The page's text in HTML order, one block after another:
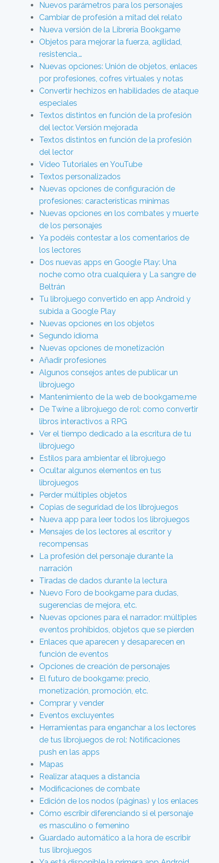
Nuevos parámetros para los personajes
Cambiar de profesión a mitad del relato
Nueva versión de la Librería Bookgame
Objetos para mejorar la fuerza, agilidad,
resistencia,…
Nuevas opciones: Unión de objetos, enlaces
por profesiones, cofres virtuales y notas
Convertir hechizos en habilidades de ataque
especiales
Textos distintos en función de la profesión
del lector. Versión mejorada
Textos distintos en función de la profesión
del lector
Vídeo Tutoriales en YouTube
Textos personalizados
Nuevas opciones de configuración de
profesiones: características mínimas
Nuevas opciones en los combates y muerte
de los personajes
Ya podéis contestar a los comentarios de
los lectores
Dos nuevas apps en Google Play: Una
noche como otra cualquiera y La sangre de
Beltrán
Tu librojuego convertido en app Android y
subida a Google Play
Nuevas opciones en los objetos
Segundo idioma
Nuevas opciones de monetización
Añadir profesiones
Algunos consejos antes de publicar un
librojuego
Mantenimiento de la web de bookgame.me
De Twine a librojuego de rol: como convertir
libros interactivos a RPG
Ver el tiempo dedicado a la escritura de tu
librojuego
Estilos para ambientar el librojuego
Ocultar algunos elementos en tus
librojuegos
Perder múltiples objetos
Copias de seguridad de los librojuegos
Nueva app para leer todos los librojuegos
Mensajes de los lectores al escritor y
recompensas
La profesión del personaje durante la
narración
Tiradas de dados durante la lectura
Nuevo Foro de bookgame para dudas,
sugerencias de mejora, etc.
Nuevas opciones para el narrador: múltiples
eventos prohibidos, objetos que se pierden
Enlaces que aparecen y desaparecen en
función de eventos
Opciones de creación de personajes
El futuro de bookgame: precio,
monetización, promoción, etc.
Comprar y vender
Eventos excluyentes
Herramientas para enganchar a los lectores
de tus librojuegos de rol: Notificaciones
push en las apps
Mapas
Realizar ataques a distancia
Modificaciones de combate
Edición de los nodos (páginas) y los enlaces
Cómo escribir diferenciando si el personaje
es masculino o femenino
Guardado automático a la hora de escribir
tus librojuegos